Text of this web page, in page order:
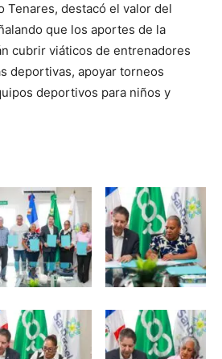
Tenares, destacó el valor del
que los aportes de la
cubrir viáticos de entrenadores
deportivas, apoyar torneos
deportivos para niños y